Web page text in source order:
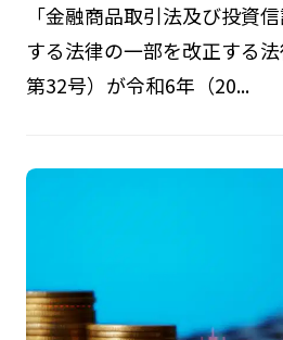
「金融商品取引法及び投資
する法律の一部を改正する
第32号）が令和6年（20...